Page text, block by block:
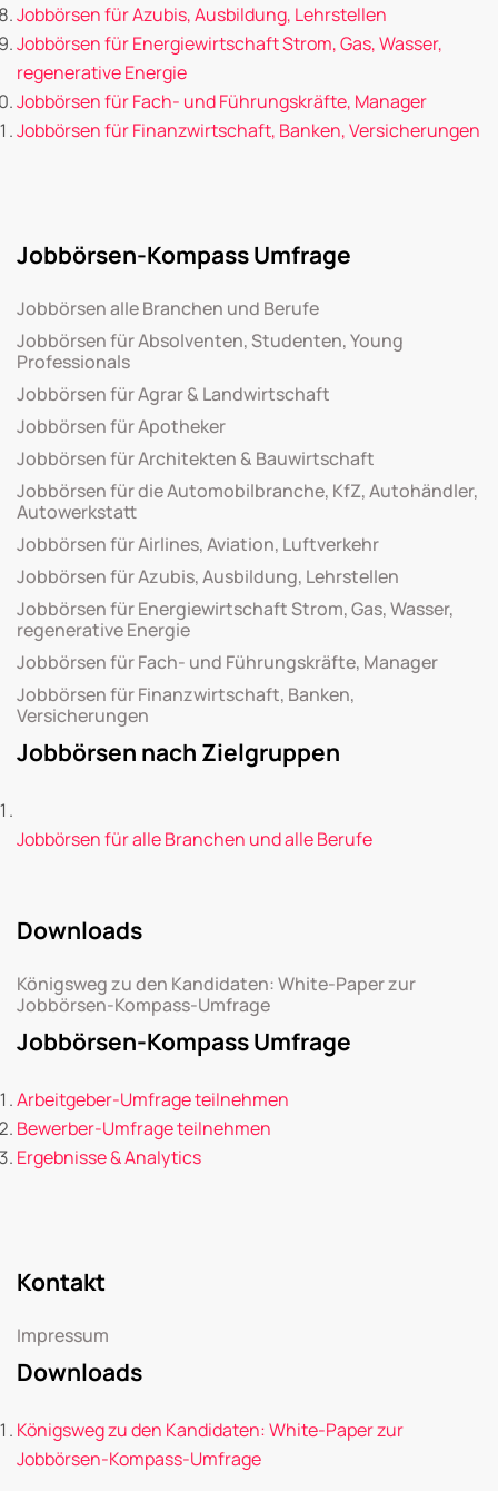
Jobbörsen für Azubis, Ausbildung, Lehrstellen
Jobbörsen für Energiewirtschaft Strom, Gas, Wasser,
regenerative Energie
Jobbörsen für Fach- und Führungskräfte, Manager
Jobbörsen für Finanzwirtschaft, Banken, Versicherungen
Jobbörsen-Kompass Umfrage
Jobbörsen alle Branchen und Berufe
Jobbörsen für Absolventen, Studenten, Young
Professionals
Jobbörsen für Agrar & Landwirtschaft
Jobbörsen für Apotheker
Jobbörsen für Architekten & Bauwirtschaft
Jobbörsen für die Automobilbranche, KfZ, Autohändler,
Autowerkstatt
Jobbörsen für Airlines, Aviation, Luftverkehr
Jobbörsen für Azubis, Ausbildung, Lehrstellen
Jobbörsen für Energiewirtschaft Strom, Gas, Wasser,
regenerative Energie
Jobbörsen für Fach- und Führungskräfte, Manager
Jobbörsen für Finanzwirtschaft, Banken,
Versicherungen
Jobbörsen nach Zielgruppen
Jobbörsen für alle Branchen und alle Berufe
Downloads
Königsweg zu den Kandidaten: White-Paper zur
Jobbörsen-Kompass-Umfrage
Jobbörsen-Kompass Umfrage
Arbeitgeber-Umfrage teilnehmen
Bewerber-Umfrage teilnehmen
Ergebnisse & Analytics
Kontakt
Impressum
Downloads
Königsweg zu den Kandidaten: White-Paper zur
Jobbörsen-Kompass-Umfrage